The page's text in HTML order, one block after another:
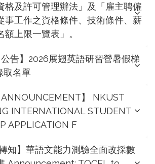
格及許可管理辦法」及「雇主聘僱
事工作之資格條件、技術條件、薪
上限一覽表」。
公告】2026展翅英語研習營暑假梯
取名單
ANNOUNCEMENT】 NKUST
INTERNATIONAL STUDENT
APPLICATION F
知】華語文能力測驗全面改採數